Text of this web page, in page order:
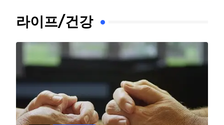
라이프/건강